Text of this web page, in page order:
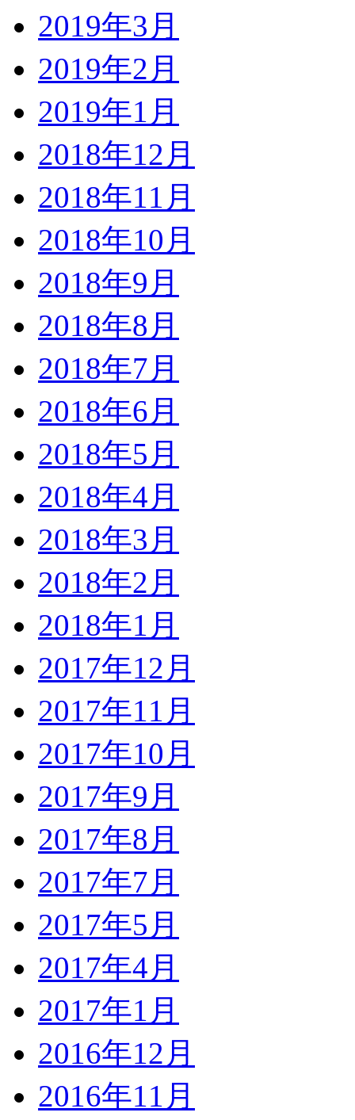
2019年3月
2019年2月
2019年1月
2018年12月
2018年11月
2018年10月
2018年9月
2018年8月
2018年7月
2018年6月
2018年5月
2018年4月
2018年3月
2018年2月
2018年1月
2017年12月
2017年11月
2017年10月
2017年9月
2017年8月
2017年7月
2017年5月
2017年4月
2017年1月
2016年12月
2016年11月